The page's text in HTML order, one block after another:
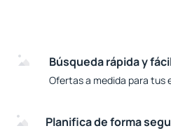
Búsqueda rápida y
Ofertas a medida para tus
Planifica de forma